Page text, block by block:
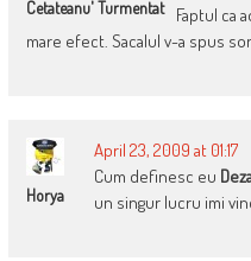
Cetateanu' Turmentat
Faptul ca
mare efect. Sacalul v-a spus
Horya
April 23, 2009 at 01:17
Cum definesc eu
un singur lucru imi